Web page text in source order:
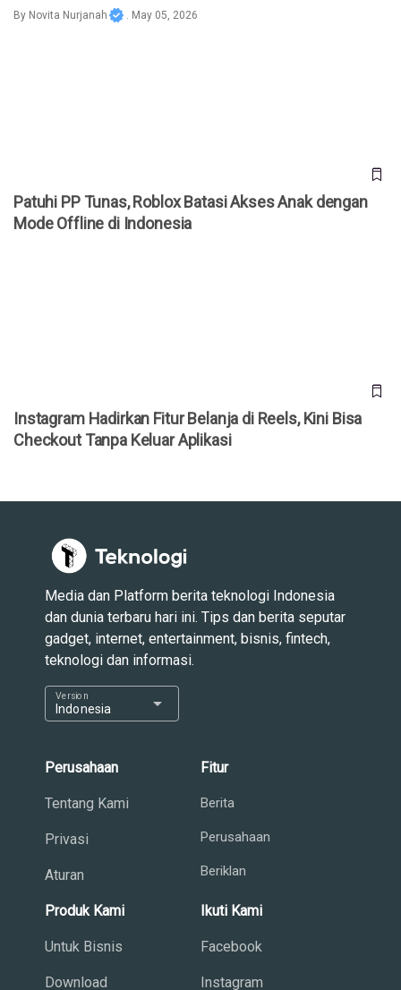
By Novita Nurjanah . May 05, 2026
Patuhi PP Tunas, Roblox Batasi Akses Anak dengan
Mode Offline di Indonesia
Instagram Hadirkan Fitur Belanja di Reels, Kini Bisa
Checkout Tanpa Keluar Aplikasi
Media dan Platform berita teknologi Indonesia
dan dunia terbaru hari ini. Tips dan berita seputar
gadget, internet, entertainment, bisnis, fintech,
teknologi dan informasi.
Indonesia
Version arrow_drop_down
Perusahaan
Tentang Kami
Privasi
Aturan
Fitur
Berita
Perusahaan
Beriklan
Produk Kami
Untuk Bisnis
Download
Ikuti Kami
Facebook
Instagram